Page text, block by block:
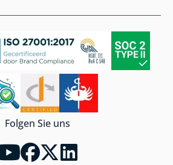
Folgen Sie uns